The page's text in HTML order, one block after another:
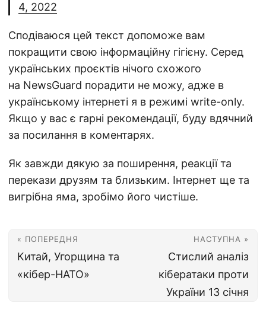
4, 2022
Сподіваюся цей текст допоможе вам
покращити свою інформаційну гігієну. Серед
українських проєктів нічого схожого
на NewsGuard порадити не можу, адже в
українському інтернеті я в режимі write-only.
Якщо у вас є гарні рекомендації, буду вдячний
за посилання в коментарях.
Як завжди дякую за поширення, реакції та
перекази друзям та близьким. Інтернет ще та
вигрібна яма, зробімо його чистіше.
« ПОПЕРЕДНЯ
Китай, Угорщина та
«кібер-НАТО»
НАСТУПНА »
Стислий аналіз
кібератаки проти
України 13 січня